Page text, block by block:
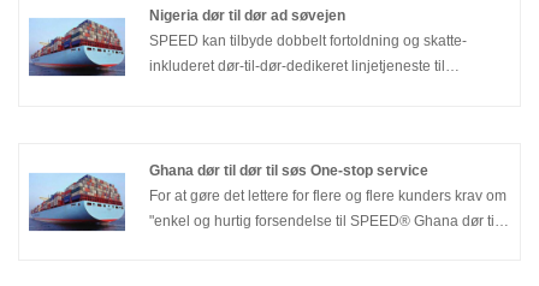
Nigeria dør til dør ad søvejen
SPEED kan tilbyde dobbelt fortoldning og skatte-
inkluderet dør-til-dør-dedikeret linjetjeneste til
Ghana dør til dør til søs One-stop service
For at gøre det lettere for flere og flere kunders krav om
"enkel og hurtig forsendelse til SPEED® Ghana dør til